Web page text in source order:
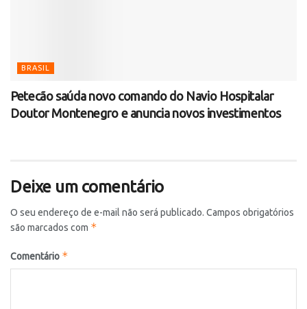
BRASIL
Petecão saúda novo comando do Navio Hospitalar
Doutor Montenegro e anuncia novos investimentos
Deixe um comentário
O seu endereço de e-mail não será publicado. Campos obrigatórios
são marcados com *
Comentário *